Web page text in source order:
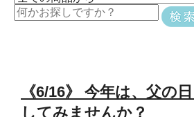
《6/16》 今年は、父の
してみませんか？